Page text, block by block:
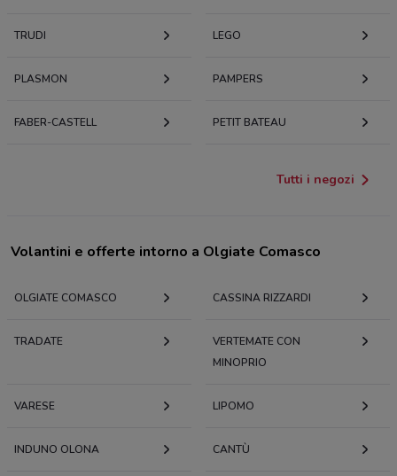
TRUDI LEGO
PLASMON PAMPERS
FABER-CASTELL PETIT BATEAU
Tutti i negozi
Volantini e offerte intorno a Olgiate Comasco
OLGIATE COMASCO CASSINA RIZZARDI
TRADATE
VERTEMATE CON
MINOPRIO
VARESE LIPOMO
INDUNO OLONA CANTÙ